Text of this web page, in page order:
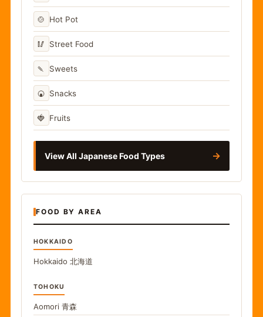
🍲 Hot Pot
🥢 Street Food
🍡 Sweets
🍘 Snacks
🍓 Fruits
View All Japanese Food Types →
FOOD BY AREA
HOKKAIDO
Hokkaido 北海道
TOHOKU
Aomori 青森